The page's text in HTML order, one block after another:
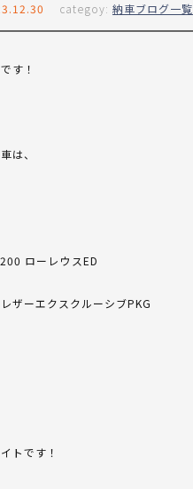
categoy: 納車ブログ一覧
す！
は、
ローレウスED
ザーエクスクルーシブPKG
トです！